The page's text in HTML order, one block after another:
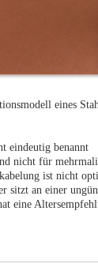
eines
eindeutig benannt
nicht für
ist nicht
sitzt an einer
eine